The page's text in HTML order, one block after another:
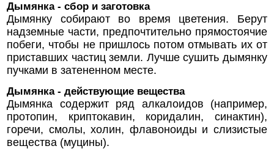
Дымянка - сбор и заготовка
Дымянку собирают во время цветения. Берут
надземные части, предпочтительно прямостоячие
побеги, чтобы не пришлось потом отмывать их от
приставших частиц земли. Лучше сушить дымянку
пучками в затененном месте.
Дымянка - действующие вещества
Дымянка содержит ряд алкалоидов (например,
протопин, криптокавин, коридалин, синактин),
горечи, смолы, холин, флавоноиды и слизистые
вещества (муцины).